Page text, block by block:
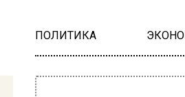
ПОЛИТИКА